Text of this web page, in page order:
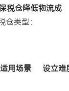
税仓降低物流成
类型：
适用场景 设立难